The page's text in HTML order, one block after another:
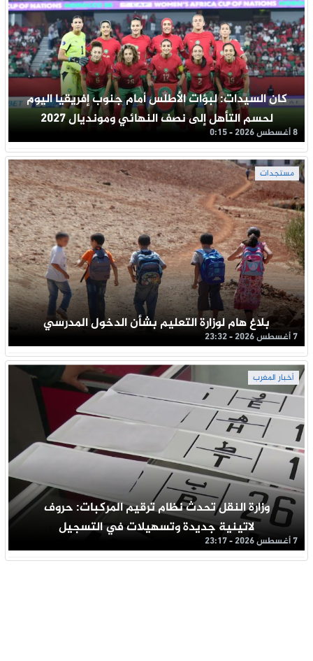
كان السيدات: لبؤات الأطلس أمام جنوب إفريقيا اليوم
لحسم التأهل إلى نصف النهائي ومونديال 2027
8 أغسطس 2026 - 0:15
مستجدات
بلاغ هام لوزارة التعليم بشأن الدخول المدرسي
7 أغسطس 2026 - 23:32
أخبار المغرب
وزارة النقل تحدث نظام ترقيم المركبات: حروف
لاتينية جديدة وتسهيلات في التسجيل
7 أغسطس 2026 - 23:17